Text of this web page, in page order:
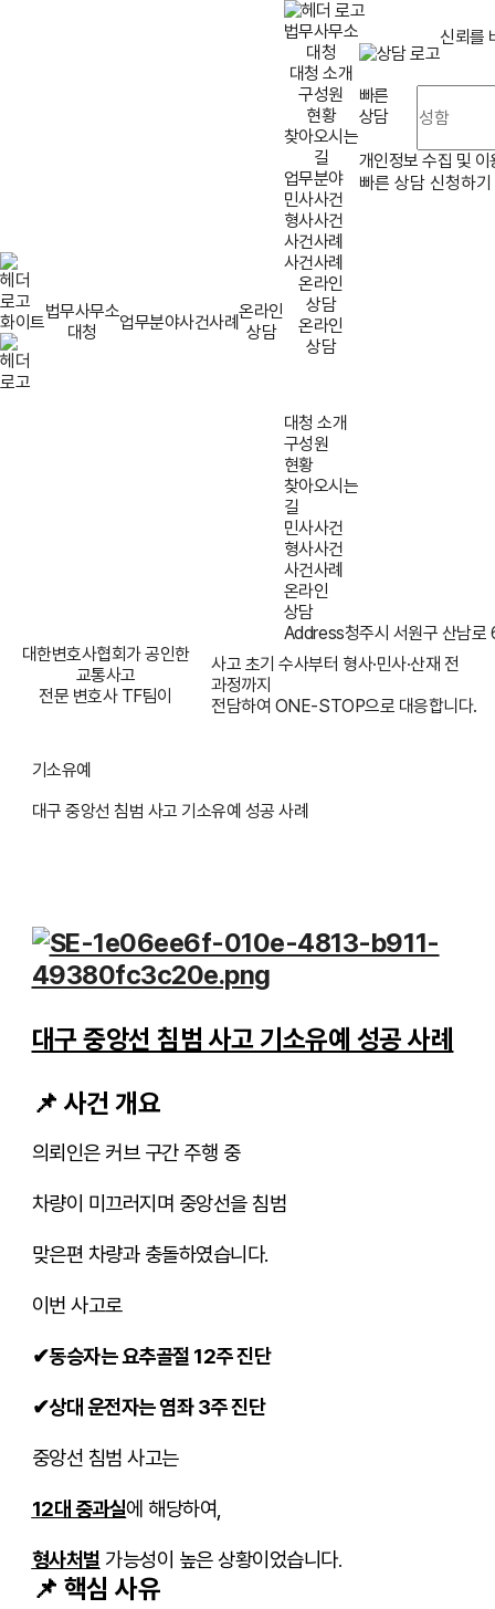
법률사무소 대청
법무사무소
대청
업무분야사건사례온라인
상담
법무사무소
대청
대청 소개
구성원
현황
찾아오시는
길
업무분야
민사사건
형사사건
사건사례
사건사례
온라인
상담
온라인
상담
대청 소개
구성원
현황
찾아오시는
길
민사사건
형사사건
사건사례
온라인
상담
신뢰를
빠른
상담
개인정보 수집 및 이
빠른 상담 신청하기
Address청주시 서원구 산남
대한변호사협회가 공인한
교통사고
전문 변호사 TF팀이
사고 초기 수사부터 형사·민사·산재 전
과정까지
전담하여 ONE-STOP으로 대응합니다.
기소유예
대구 중앙선 침범 사고 기소유예 성공 사례
대구 중앙선 침범 사고 기소유예 성공 사례
📌 사건 개요
의뢰인은 커브 구간 주행 중
차량이 미끄러지며 중앙선을 침범
맞은편 차량과 충돌하였습니다.
이번 사고로
✔동승자는 요추골절 12주 진단
✔상대 운전자는 염좌 3주 진단
중앙선 침범 사고는
12대 중과실에 해당하여,
형사처벌 가능성이 높은 상황이었습니다.
📌 핵심 사유